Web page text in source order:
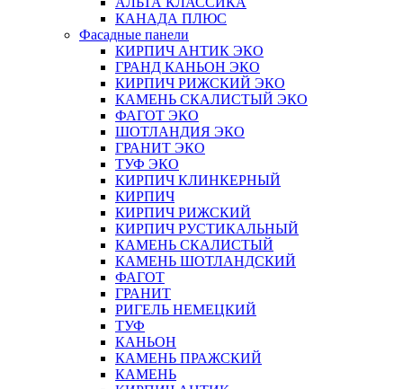
КАНАДА ПЛЮС
Фасадные панели
КИРПИЧ АНТИК ЭКО
ГРАНД КАНЬОН ЭКО
КИРПИЧ РИЖСКИЙ ЭКО
КАМЕНЬ СКАЛИСТЫЙ ЭКО
ФАГОТ ЭКО
ШОТЛАНДИЯ ЭКО
ГРАНИТ ЭКО
ТУФ ЭКО
КИРПИЧ КЛИНКЕРНЫЙ
КИРПИЧ
КИРПИЧ РИЖСКИЙ
КИРПИЧ РУСТИКАЛЬНЫЙ
КАМЕНЬ СКАЛИСТЫЙ
КАМЕНЬ ШОТЛАНДСКИЙ
ФАГОТ
ГРАНИТ
РИГЕЛЬ НЕМЕЦКИЙ
ТУФ
КАНЬОН
КАМЕНЬ ПРАЖСКИЙ
КАМЕНЬ